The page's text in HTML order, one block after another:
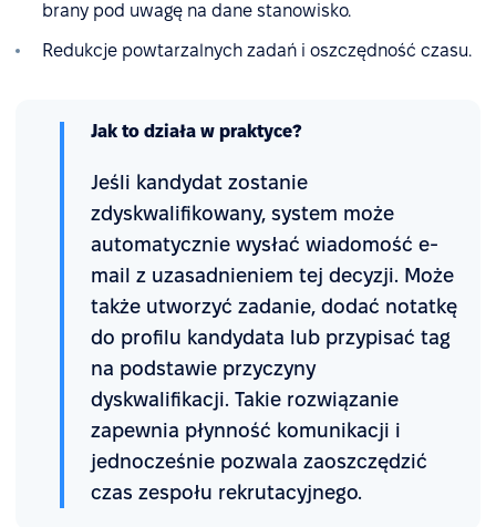
brany pod uwagę na dane stanowisko.
Redukcje powtarzalnych zadań i oszczędność czasu.
Jak to działa w praktyce?
Jeśli kandydat zostanie
zdyskwalifikowany, system może
automatycznie wysłać wiadomość e-
mail z uzasadnieniem tej decyzji. Może
także utworzyć zadanie, dodać notatkę
do profilu kandydata lub przypisać tag
na podstawie przyczyny
dyskwalifikacji. Takie rozwiązanie
zapewnia płynność komunikacji i
jednocześnie pozwala zaoszczędzić
czas zespołu rekrutacyjnego.